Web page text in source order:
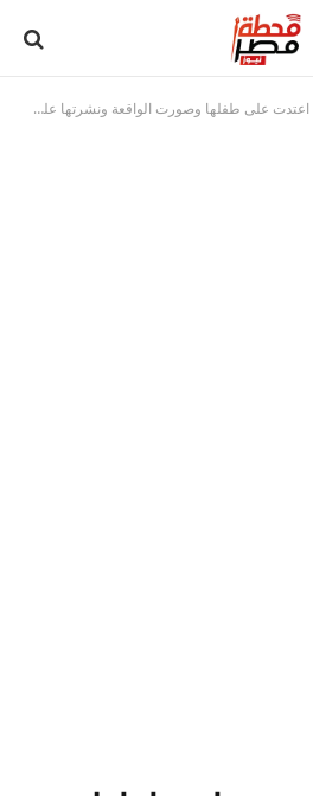
طفلها وصورت الواقعة ونشرتها على مواقع التواصل بالجيزة